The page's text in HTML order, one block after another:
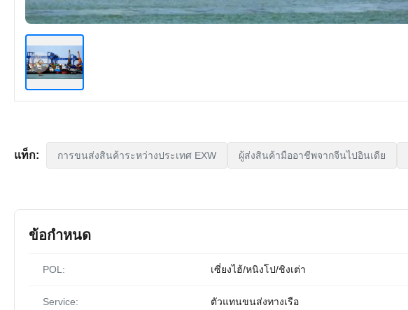
แท็ก: การขนส่งสินค้าระหว่างประเทศ EXW ผู้ส่งสินค้ามืออาชีพจากจีนไปอินเดีย
ข้อกำหนด
POL: เซี่ยงไฮ้/หนิงโป/ชิงเต่า
Service: ตัวแทนขนส่งทางเรือ